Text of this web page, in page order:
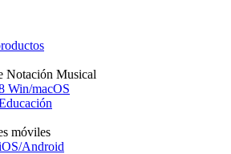
Notación Musical
Win/macOS
móviles
Android